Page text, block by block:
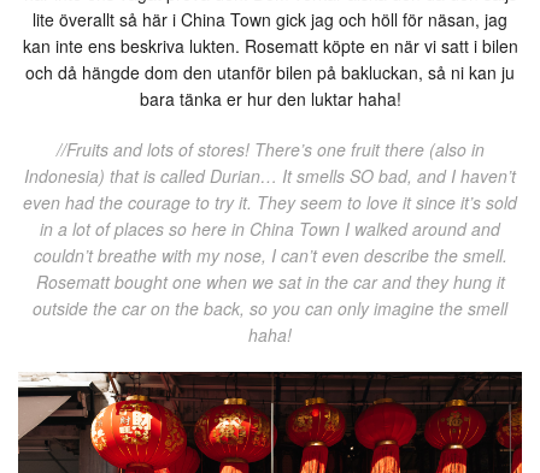
lite överallt så här i China Town gick jag och höll för näsan, jag
kan inte ens beskriva lukten. Rosematt köpte en när vi satt i bilen
och då hängde dom den utanför bilen på bakluckan, så ni kan ju
bara tänka er hur den luktar haha!
//Fruits and lots of stores! There’s one fruit there (also in
Indonesia) that is called Durian… It smells SO bad, and I haven’t
even had the courage to try it. They seem to love it since it’s sold
in a lot of places so here in China Town I walked around and
couldn’t breathe with my nose, I can’t even describe the smell.
Rosematt bought one when we sat in the car and they hung it
outside the car on the back, so you can only imagine the smell
haha!